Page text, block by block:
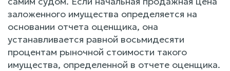
заложенного имущества определяется на
основании отчета оценщика, она
устанавливается равной восьмидесяти
процентам рыночной стоимости такого
имущества, определенной в отчете оценщика.